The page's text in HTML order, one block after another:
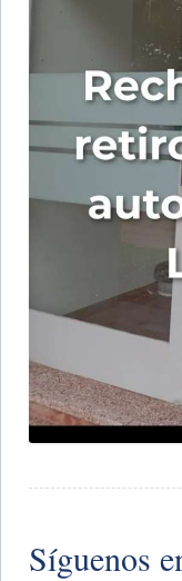
Síguenos